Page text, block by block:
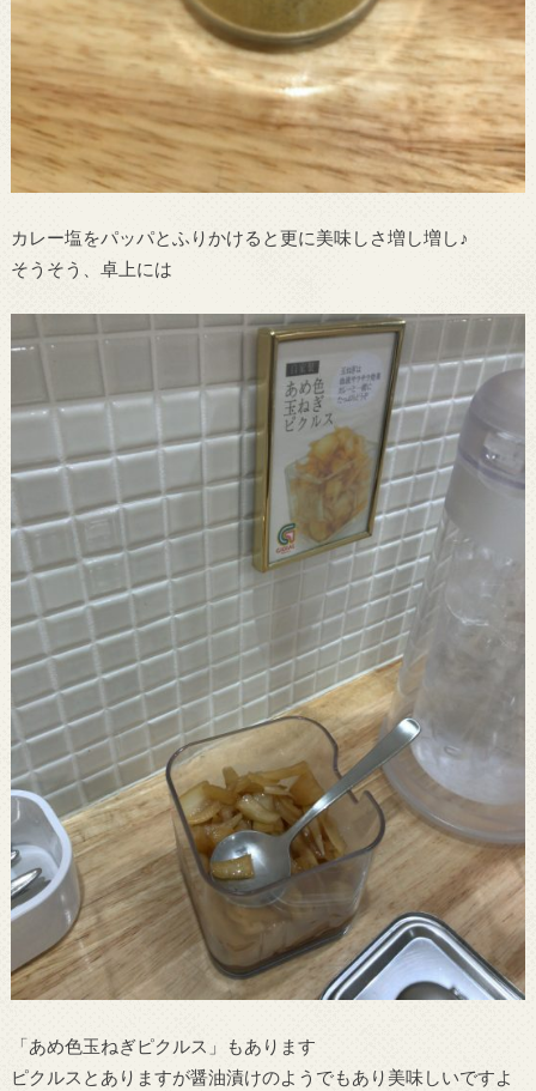
カレー塩をパッパとふりかけると更に美味しさ増し増し♪
そうそう、卓上には
「あめ色玉ねぎピクルス」もあります
ピクルスとありますが醤油漬けのようでもあり美味しいですよ